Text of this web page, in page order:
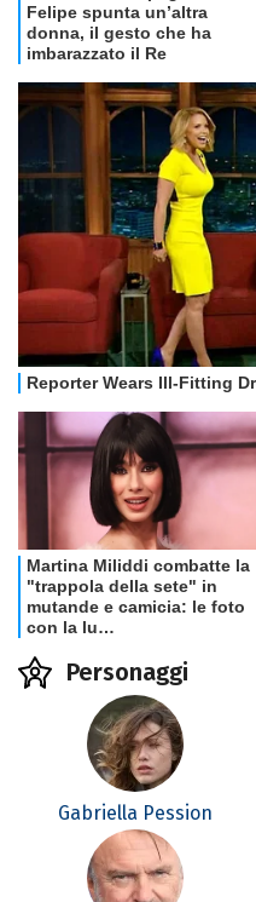
Personaggi
Gabriella Pession